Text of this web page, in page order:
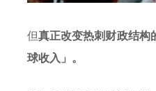
但真正改变热刺财政结构
球收入」。